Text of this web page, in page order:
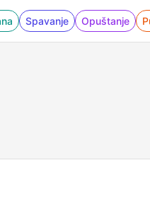
Spavanje Opuštanje